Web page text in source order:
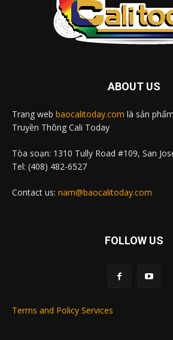
ABOUT US
Trang web baocalitoday.com là sản
Truyền Thông Cali Today
Tòa soạn: 1310 Tully Road #109, San
Tel: (408) 482-6527
Contact us: nam@baocalitoday.com
FOLLOW US
Terms and Policy Services